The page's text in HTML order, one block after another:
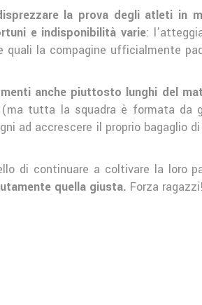
la prova degli atleti in
e indisponibilità varie:
la compagine ufficialmente
anche piuttosto lunghi del
tutta la squadra è formata da
ad accrescere il proprio bagaglio
di continuare a coltivare la loro
quella giusta. Forza ragazzi!